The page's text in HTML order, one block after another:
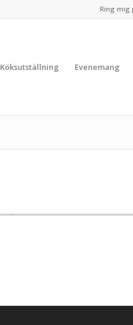
Ring mig
Köksutställning Evenemang